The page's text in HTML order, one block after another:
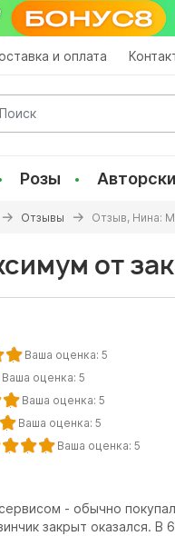
и оплата
Поиск
Розы
Отзывы Отзыв, Нина:
от
Ваша оценка: 5
Ваша оценка: 5
Ваша оценка: 5
Ваша оценка: 5
Ваша оценка: 5
- обычно
закрыт оказался. В